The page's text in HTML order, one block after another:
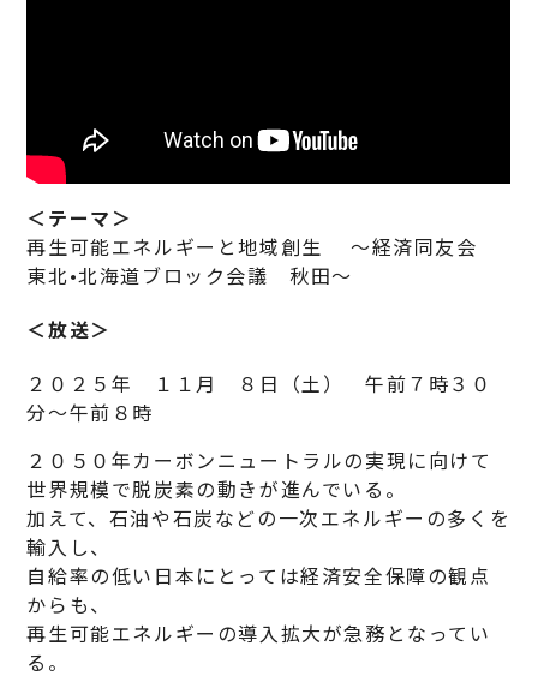
＜テーマ＞
再生可能エネルギーと地域創生 〜経済同友会
東北•北海道ブロック会議 秋田〜
＜放送＞
２０２５年 １１月 ８日（土） 午前７時３０
分～午前８時
２０５０年カーボンニュートラルの実現に向けて
世界規模で脱炭素の動きが進んでいる。
加えて、石油や石炭などの一次エネルギーの多くを
輸入し、
自給率の低い日本にとっては経済安全保障の観点
からも、
再生可能エネルギーの導入拡大が急務となってい
る。